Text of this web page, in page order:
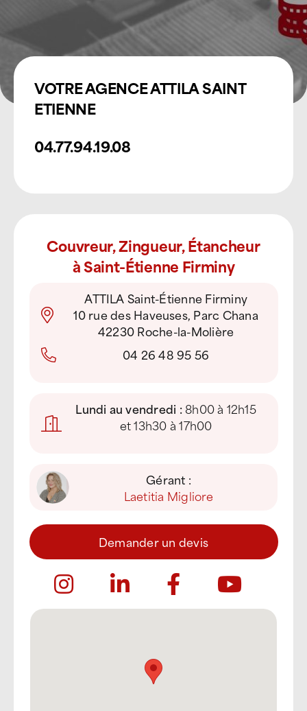
VOTRE AGENCE ATTILA SAINT
ETIENNE
​04.77.94.19.08
Couvreur, Zingueur, Étancheur
à Saint-Étienne Firminy
ATTILA Saint-Étienne Firminy
10 rue des Haveuses, Parc Chana
42230 Roche-la-Molière
04 26 48 95 56
Lundi au vendredi :8h00 à 12h15
et 13h30 à 17h00
Gérant :
Laetitia Migliore
Demander un devis